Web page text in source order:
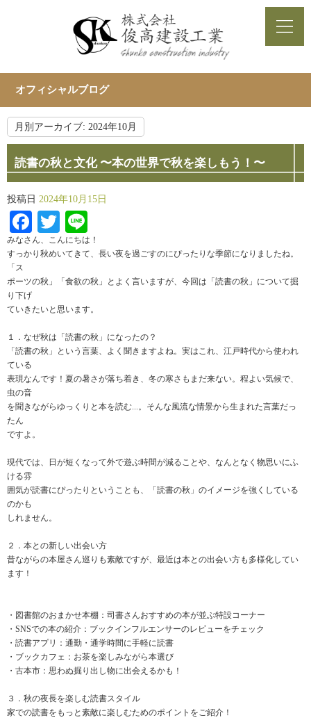
オフィシャルブログ
月別アーカイブ: 2024年10月
読書の秋と文化 〜本の世界で秋を楽しもう！〜
投稿日 2024年10月15日
Facebook
Twitter
みなさん、こんにちは！
すっかり秋めいてきて、長い夜を過ごすのにぴったりな季節になりましたね。
「ス
ポーツの秋」「食欲の秋」とよく言いますが、今回は「読書の秋」について掘
り下げ
ていきたいと思います。
１．なぜ秋は「読書の秋」になったの？
「読書の秋」という言葉、よく聞きますよね。実はこれ、江戸時代から使われ
ている
表現なんです！夏の暑さが落ち着き、冬の寒さもまだ来ない。程よい気候で、
虫の音
を聞きながらゆっくりと本を読む...。そんな風流な情景から生まれた言葉だっ
たん
ですよ。
現代では、日が短くなって外で遊ぶ時間が減ることや、なんとなく物思いにふ
ける雰
囲気が読書にぴったりということも、「読書の秋」のイメージを強くしている
のかも
しれません。
２．本との新しい出会い方
昔ながらの本屋さん巡りも素敵ですが、最近は本との出会い方も多様化してい
ます！
・図書館のおまかせ本棚：司書さんおすすめの本が並ぶ特設コーナー
・SNSでの本の紹介：ブックインフルエンサーのレビューをチェック
・読書アプリ：通勤・通学時間に手軽に読書
・ブックカフェ：お茶を楽しみながら本選び
・古本市：思わぬ掘り出し物に出会えるかも！
３．秋の夜長を楽しむ読書スタイル
家での読書をもっと素敵に楽しむためのポイントをご紹介！